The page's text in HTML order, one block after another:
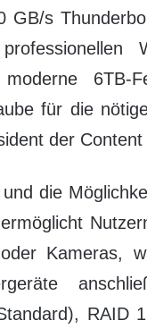
GB/s
6TB-
für die
der
die
Kameras,
RAID